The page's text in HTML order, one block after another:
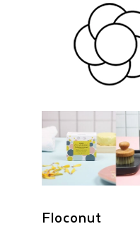
Floconut